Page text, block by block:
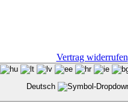
Vertrag widerrufen
Deutsch